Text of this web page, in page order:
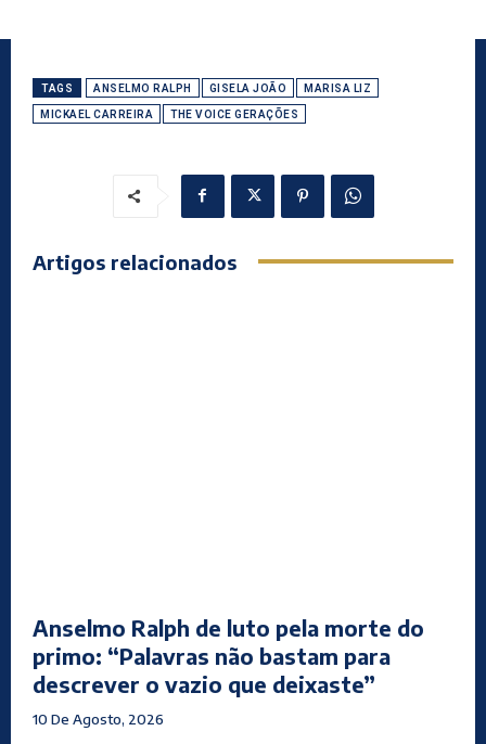
TAGS ANSELMO RALPH GISELA JOÃO MARISA LIZ
MICKAEL CARREIRA THE VOICE GERAÇÕES
Artigos relacionados
Anselmo Ralph de luto pela morte do
primo: “Palavras não bastam para
descrever o vazio que deixaste”
10 De Agosto, 2026